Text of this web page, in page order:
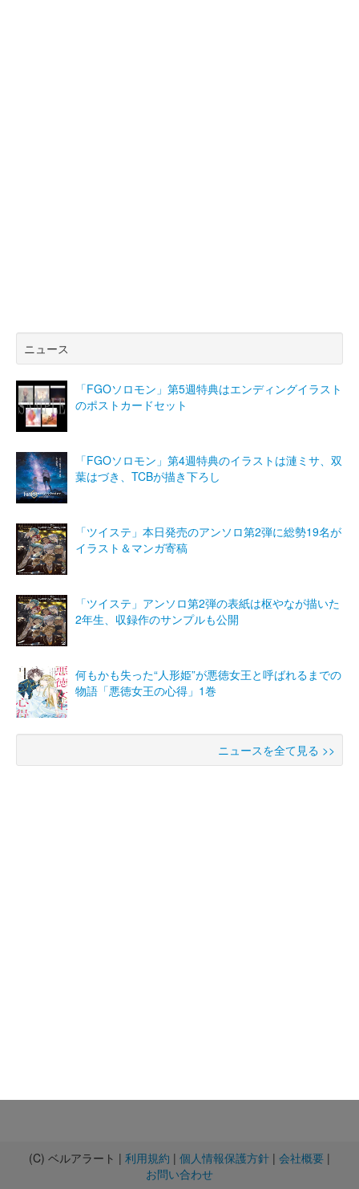
ニュース
「FGOソロモン」第5週特典はエンディングイラスト
のポストカードセット
「FGOソロモン」第4週特典のイラストは漣ミサ、双
葉はづき、TCBが描き下ろし
「ツイステ」本日発売のアンソロ第2弾に総勢19名が
イラスト＆マンガ寄稿
「ツイステ」アンソロ第2弾の表紙は枢やなが描いた
2年生、収録作のサンプルも公開
何もかも失った“人形姫”が悪徳女王と呼ばれるまでの
物語「悪徳女王の心得」1巻
ニュースを全て見る >>
(C) ベルアラート | 利用規約 | 個人情報保護方針 | 会社概要 |
お問い合わせ